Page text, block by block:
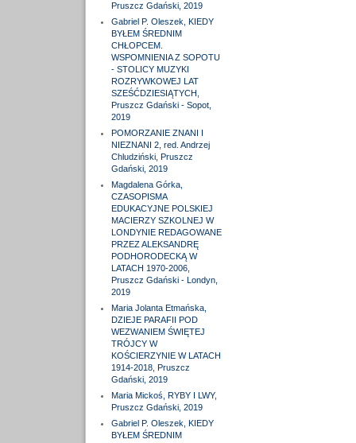
Pruszcz Gdański, 2019
Gabriel P. Oleszek, KIEDY
BYŁEM ŚREDNIM
CHŁOPCEM.
WSPOMNIENIA Z SOPOTU
- STOLICY MUZYKI
ROZRYWKOWEJ LAT
SZEŚĆDZIESIĄTYCH,
Pruszcz Gdański - Sopot,
2019
POMORZANIE ZNANI I
NIEZNANI 2, red. Andrzej
Chludziński, Pruszcz
Gdański, 2019
Magdalena Górka,
CZASOPISMA
EDUKACYJNE POLSKIEJ
MACIERZY SZKOLNEJ W
LONDYNIE REDAGOWANE
PRZEZ ALEKSANDRĘ
PODHORODECKĄ W
LATACH 1970-2006,
Pruszcz Gdański - Londyn,
2019
Maria Jolanta Etmańska,
DZIEJE PARAFII POD
WEZWANIEM ŚWIĘTEJ
TRÓJCY W
KOŚCIERZYNIE W LATACH
1914-2018, Pruszcz
Gdański, 2019
Maria Mickoś, RYBY I LWY,
Pruszcz Gdański, 2019
Gabriel P. Oleszek, KIEDY
BYŁEM ŚREDNIM